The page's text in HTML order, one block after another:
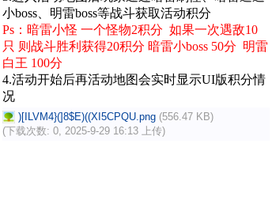
小boss、明雷boss等战斗获取活动积分
Ps：暗雷小怪 一个怪物2积分 如果一次遇敌10
只 则战斗胜利获得20积分 暗雷小boss 50分 明雷
白王 100分
4.活动开始后再活动地图会实时显示UI版积分情
况
)[ILVM4}(]8$E)((XI5CPQU.png (556.47 KB)
(下载次数: 0, 2025-9-29 16:13 上传)